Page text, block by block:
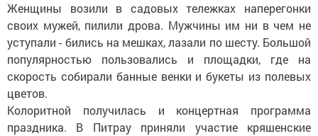
Женщины возили в садовых тележках наперегонки
своих мужей, пилили дрова. Мужчины им ни в чем не
уступали - бились на мешках, лазали по шесту. Большой
популярностью пользовались и площадки, где на
скорость собирали банные венки и букеты из полевых
цветов.
Колоритной получилась и концертная программа
праздника. В Питрау приняли участие кряшенские